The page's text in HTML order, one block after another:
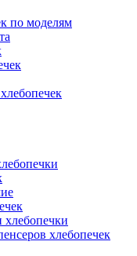
по моделям
хлебопечек